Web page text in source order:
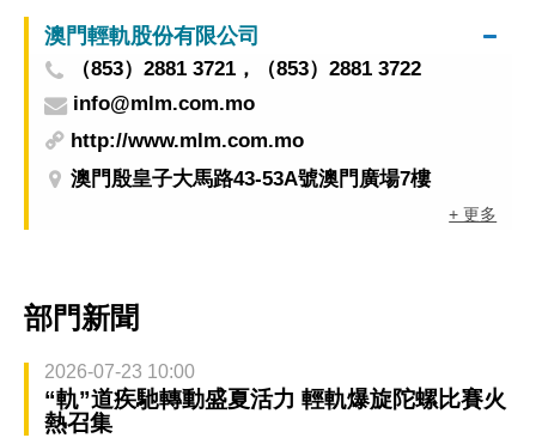
澳門輕軌股份有限公司
（853）2881 3721，（853）2881 3722
info@mlm.com.mo
http://www.mlm.com.mo
澳門殷皇子大馬路43-53A號澳門廣場7樓
+ 更多
部門新聞
2026-07-23 10:00
“軌”道疾馳轉動盛夏活力 輕軌爆旋陀螺比賽火
熱召集